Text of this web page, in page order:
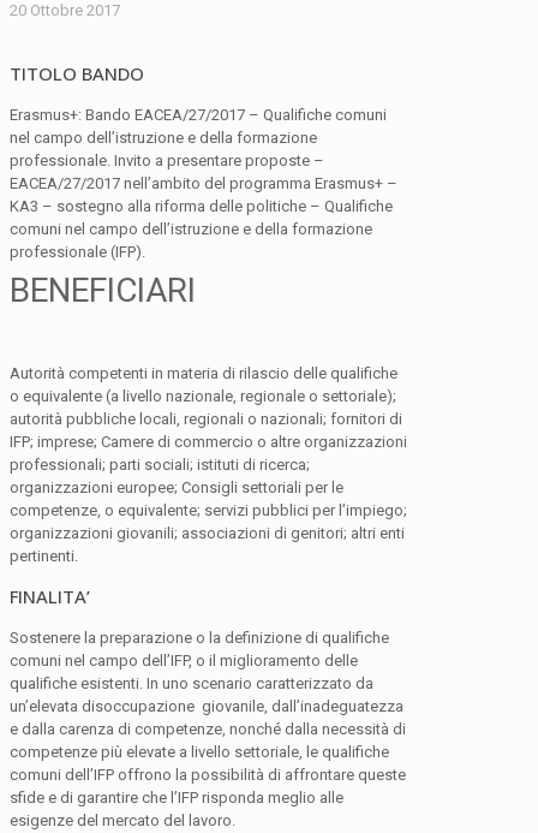
20 Ottobre 2017
TITOLO BANDO
Erasmus+: Bando EACEA/27/2017 – Qualifiche comuni
nel campo dell’istruzione e della formazione
professionale. Invito a presentare proposte –
EACEA/27/2017 nell’ambito del programma Erasmus+ –
KA3 – sostegno alla riforma delle politiche – Qualifiche
comuni nel campo dell’istruzione e della formazione
professionale (IFP).
BENEFICIARI
Autorità competenti in materia di rilascio delle qualifiche
o equivalente (a livello nazionale, regionale o settoriale);
autorità pubbliche locali, regionali o nazionali; fornitori di
IFP; imprese; Camere di commercio o altre organizzazioni
professionali; parti sociali; istituti di ricerca;
organizzazioni europee; Consigli settoriali per le
competenze, o equivalente; servizi pubblici per l’impiego;
organizzazioni giovanili; associazioni di genitori; altri enti
pertinenti.
FINALITA’
Sostenere la preparazione o la definizione di qualifiche
comuni nel campo dell’IFP, o il miglioramento delle
qualifiche esistenti. In uno scenario caratterizzato da
un’elevata disoccupazione giovanile, dall’inadeguatezza
e dalla carenza di competenze, nonché dalla necessità di
competenze più elevate a livello settoriale, le qualifiche
comuni dell’IFP offrono la possibilità di affrontare queste
sfide e di garantire che l’IFP risponda meglio alle
esigenze del mercato del lavoro.